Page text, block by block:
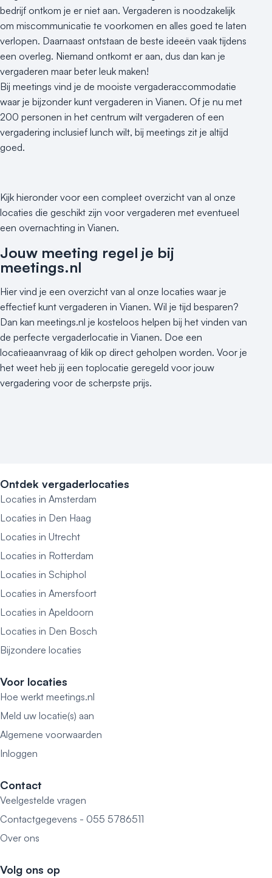
bedrijf ontkom je er niet aan. Vergaderen is noodzakelijk
om miscommunicatie te voorkomen en alles goed te laten
verlopen. Daarnaast ontstaan de beste ideeën vaak tijdens
een overleg. Niemand ontkomt er aan, dus dan kan je
vergaderen maar beter leuk maken!
Bij meetings vind je de mooiste vergaderaccommodatie
waar je bijzonder kunt vergaderen in Vianen. Of je nu met
200 personen in het centrum wilt vergaderen of een
vergadering inclusief lunch wilt, bij meetings zit je altijd
goed.
Kijk hieronder voor een compleet overzicht van al onze
locaties die geschikt zijn voor vergaderen met eventueel
een overnachting in Vianen.
Jouw meeting regel je bij
meetings.nl
Hier vind je een overzicht van al onze locaties waar je
effectief kunt vergaderen in Vianen. Wil je tijd besparen?
Dan kan meetings.nl je kosteloos helpen bij het vinden van
de perfecte vergaderlocatie in Vianen. Doe een
locatieaanvraag of klik op direct geholpen worden. Voor je
het weet heb jij een toplocatie geregeld voor jouw
vergadering voor de scherpste prijs.
Ontdek vergaderlocaties
Locaties in Amsterdam
Locaties in Den Haag
Locaties in Utrecht
Locaties in Rotterdam
Locaties in Schiphol
Locaties in Amersfoort
Locaties in Apeldoorn
Locaties in Den Bosch
Bijzondere locaties
Voor locaties
Hoe werkt meetings.nl
Meld uw locatie(s) aan
Algemene voorwaarden
Inloggen
Contact
Veelgestelde vragen
Contactgegevens - 055 5786511
Over ons
Volg ons op